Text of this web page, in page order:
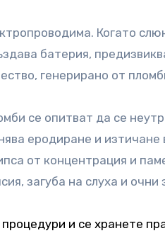
Когато
батерия,
генерирано от
се опитват да се
еродиране и изтичане
от концентрация и
загуба на слуха и очни
и се хранете